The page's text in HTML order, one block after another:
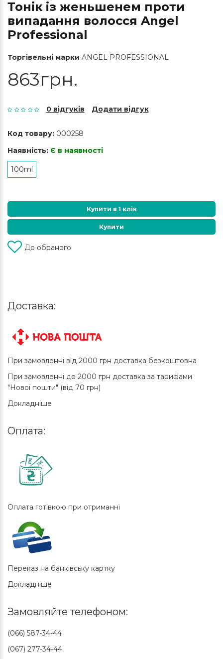
Тонік із женьшенем проти
випадання волосся Angel
Professional
Торгівельні марки ANGEL PROFESSIONAL
863грн.
0 відгуків Додати відгук
Код товару: 000258
Наявність: Є в наявності
100ml
Купити в 1 клік
Купити
До обраного
Доставка:
При замовленні від 2000 грн доставка безкоштовна
При замовленні до 2000 грн доставка за тарифами
"Нової пошти" (від 70 грн)
Докладніше
Оплата:
Оплата готівкою при отриманні
Переказ на банківську картку
Докладніше
Замовляйте телефоном:
(066) 587-34-44
(067) 277-34-44